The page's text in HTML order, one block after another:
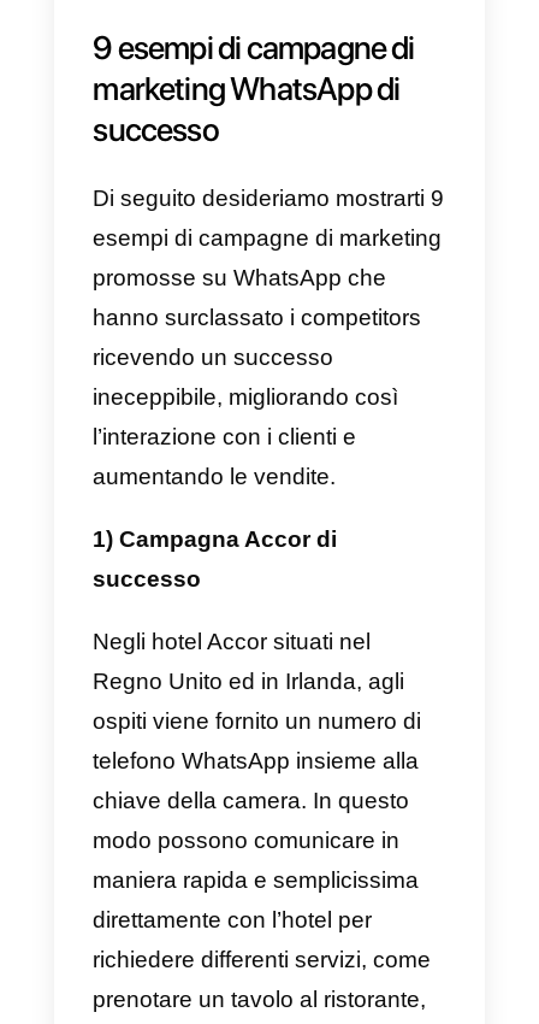
le possibili preoccupazioni o
problemi espressi dai clienti in
Infine, WhatsApp Marketing è
una strategia economica
estremamente facile da
solo un dispositivo mobile con
connessione a Internet, senza
dover per forza investire in
pubblicità o esosi strumenti di
Inoltre, WhatsApp può essere
combinato con altristrumenti
come Callbellal fine di
il servizio clienti e di vendita
all’interno della tua azienda.
Questo strumento fornisce
molteplici funzionalità come